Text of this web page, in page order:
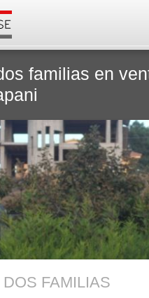
familias en
FAMILIAS